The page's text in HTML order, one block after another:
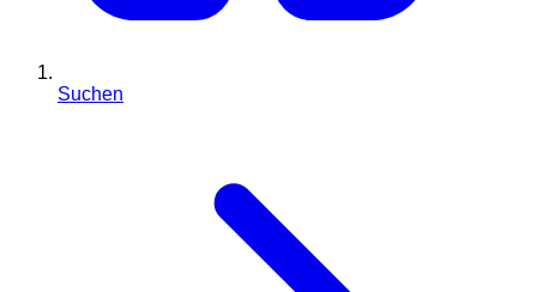
Suchen